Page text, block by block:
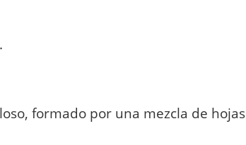
formado por una mezcla de hojas